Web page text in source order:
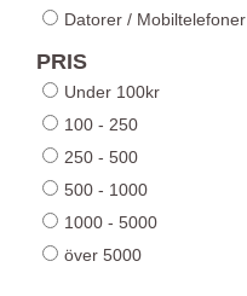
Datorer / Mobiltelefoner
PRIS
Under 100kr
100 - 250
250 - 500
500 - 1000
1000 - 5000
över 5000